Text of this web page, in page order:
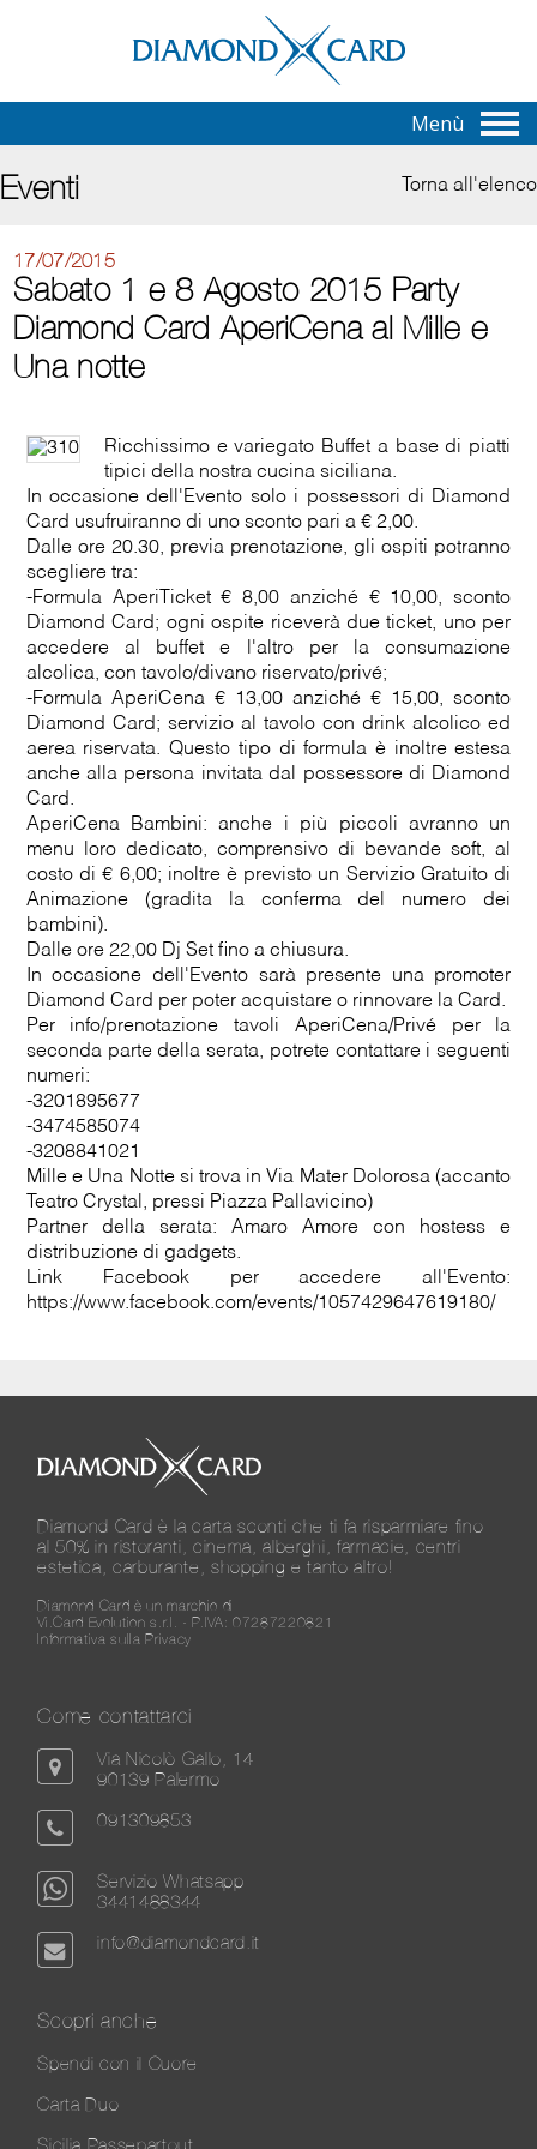
Menù
Eventi Torna all'elenco
17/07/2015
Sabato 1 e 8 Agosto 2015 Party
Diamond Card AperiCena al Mille e
Una notte
Ricchissimo e variegato Buffet a base di piatti
tipici della nostra cucina siciliana.
In occasione dell'Evento solo i possessori di Diamond
Card usufruiranno di uno sconto pari a € 2,00.
Dalle ore 20.30, previa prenotazione, gli ospiti potranno
scegliere tra:
-Formula AperiTicket € 8,00 anziché € 10,00, sconto
Diamond Card; ogni ospite riceverà due ticket, uno per
accedere al buffet e l'altro per la consumazione
alcolica, con tavolo/divano riservato/privé;
-Formula AperiCena € 13,00 anziché € 15,00, sconto
Diamond Card; servizio al tavolo con drink alcolico ed
aerea riservata. Questo tipo di formula è inoltre estesa
anche alla persona invitata dal possessore di Diamond
Card.
AperiCena Bambini: anche i più piccoli avranno un
menu loro dedicato, comprensivo di bevande soft, al
costo di € 6,00; inoltre è previsto un Servizio Gratuito di
Animazione (gradita la conferma del numero dei
bambini).
Dalle ore 22,00 Dj Set fino a chiusura.
In occasione dell'Evento sarà presente una promoter
Diamond Card per poter acquistare o rinnovare la Card.
Per info/prenotazione tavoli AperiCena/Privé per la
seconda parte della serata, potrete contattare i seguenti
numeri:
-3201895677
-3474585074
-3208841021
Mille e Una Notte si trova in Via Mater Dolorosa (accanto
Teatro Crystal, pressi Piazza Pallavicino)
Partner della serata: Amaro Amore con hostess e
distribuzione di gadgets.
Link Facebook per accedere all'Evento:
https://www.facebook.com/events/1057429647619180/
Diamond Card è la carta sconti che ti fa risparmiare fino
al 50% in ristoranti, cinema, alberghi, farmacie, centri
estetica, carburante, shopping e tanto altro!
Diamond Card è un marchio di
Vi.Card Evolution s.r.l. - P.IVA: 07287220821
Informativa sulla Privacy
Come contattarci
Via Nicolò Gallo, 14
90139 Palermo
091309853
Servizio Whatsapp
3441488344
info@diamondcard.it
Scopri anche
Spendi con il Cuore
Carta Duo